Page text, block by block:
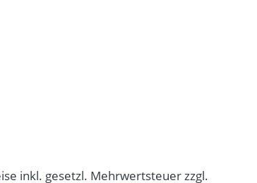
inkl. gesetzl. Mehrwertsteuer zzgl.